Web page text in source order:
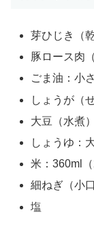
芽ひじき（
豚ロース肉
ごま油：小
しょうが（
大豆（水煮
しょうゆ：
米：360ml（
細ねぎ（小
塩